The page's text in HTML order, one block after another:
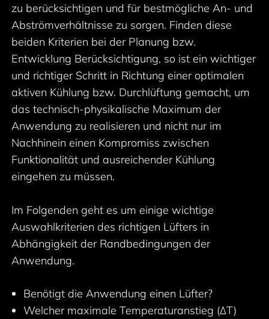
zu berücksichtigen und für bestmögliche An- und
Abströmverhältnisse zu sorgen. Finden diese
beiden Kriterien bei der Planung bzw.
Entwicklung Berücksichtigung, so ist ein wichtiger
und richtiger Schritt in Richtung einer optimalen
aktiven Kühlung bzw. Durchlüftung gemacht, um
das technisch-physikalische Maximum der
Anwendung zu realisieren und nicht nur im
Nachhinein einen Kompromiss zwischen
Funktionalität und ausreichender Kühlung
eingehen zu müssen.
Im Folgenden geht es um einige wichtige
Auswahlkriterien des richtigen Lüfters in
Abhängigkeit der Randbedingungen der
Anwendung.
Benötigt die Anwendung einen Lüfter?
Welcher maximale Temperaturanstieg (∆T)